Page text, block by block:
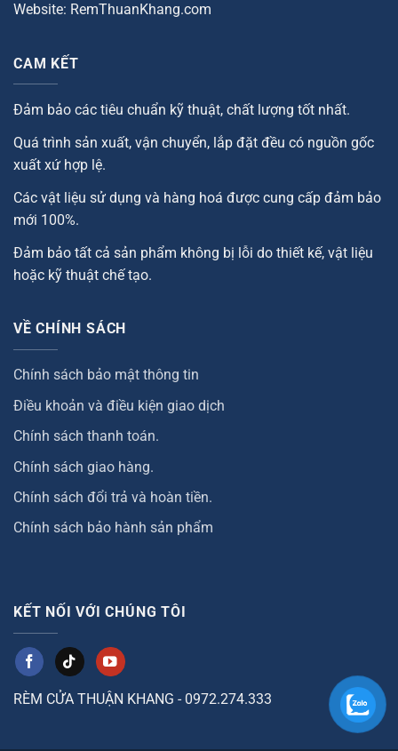
Website: RemThuanKhang.com
CAM KẾT
Đảm bảo các tiêu chuẩn kỹ thuật, chất lượng tốt nhất.
Quá trình sản xuất, vận chuyển, lắp đặt đều có nguồn gốc
xuất xứ hợp lệ.
Các vật liệu sử dụng và hàng hoá được cung cấp đảm bảo
mới 100%.
Đảm bảo tất cả sản phẩm không bị lỗi do thiết kế, vật liệu
hoặc kỹ thuật chế tạo.
VỀ CHÍNH SÁCH
Chính sách bảo mật thông tin
Điều khoản và điều kiện giao dịch
Chính sách thanh toán.
Chính sách giao hàng.
Chính sách đổi trả và hoàn tiền.
Chính sách bảo hành sản phẩm
KẾT NỐI VỚI CHÚNG TÔI
RÈM CỬA THUẬN KHANG - 0972.274.333